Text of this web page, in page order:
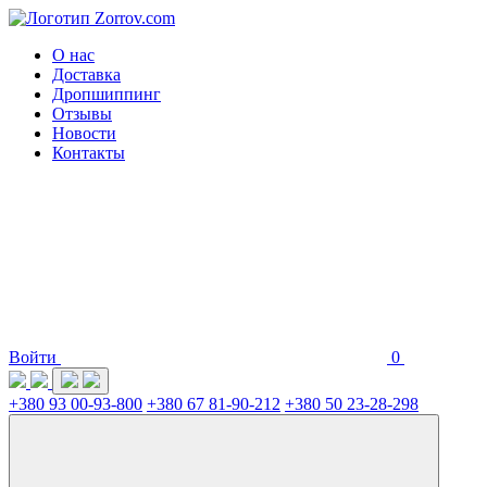
О нас
Доставка
Дропшиппинг
Отзывы
Новости
Контакты
Войти 0
+380 93 00-93-800 +380 67 81-90-212 +380 50 23-28-298